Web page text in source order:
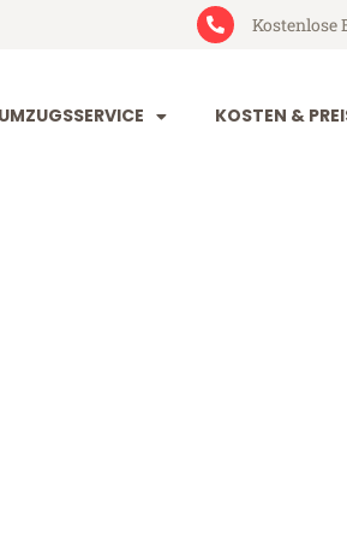
Kostenlose
UMZUGSSERVICE KOSTEN &